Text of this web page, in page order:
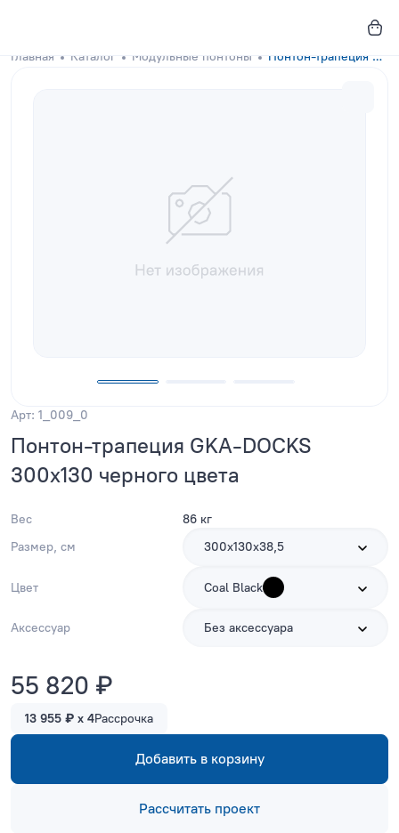
Главная Каталог Модульные понтоны Понтон-трапеция GKA-DOCKS 300x130 Coal Black
Арт: 1_009_0
Понтон-трапеция GKA-DOCKS
300x130 черного цвета
Вес
86 кг
Размер, см
300х130х38,5
Цвет Coal Black
Аксессуар Без аксессуара
55 820 ₽
13 955 ₽ x 4Рассрочка
Добавить в корзину
Рассчитать проект